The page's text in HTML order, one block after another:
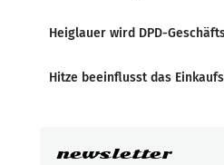
Heiglauer wird DPD-
Hitze beeinflusst das
newsletter